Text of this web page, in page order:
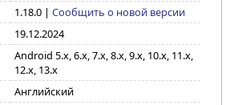
1.18.0| Сообщить о новой версии
19.12.2024
Android 5.x, 6.x, 7.x, 8.x, 9.x, 10.x, 11.x,
12.x, 13.x
Английский